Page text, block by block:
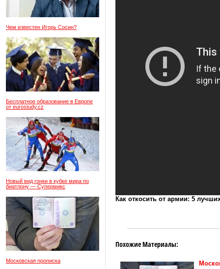
Чем известен Игорь Сосин?
Бесплатное образование в Европе
от eurostudy.cz
Новый вид гонки в кубке мира по
биатлону — Супермикс
Московская прописка
Как откосить от армии: 5
Похожие Материалы: